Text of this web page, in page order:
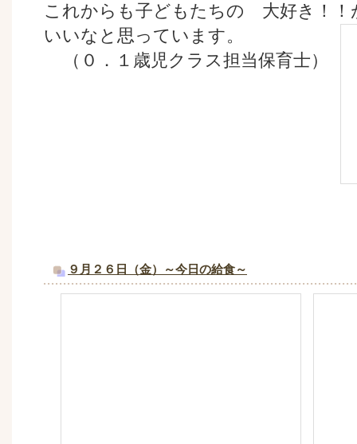
これからも子どもたちの 大好き！！
いいなと思っています。
（０．１歳児クラス担当保育士）
９月２６日（金）～今日の給食～